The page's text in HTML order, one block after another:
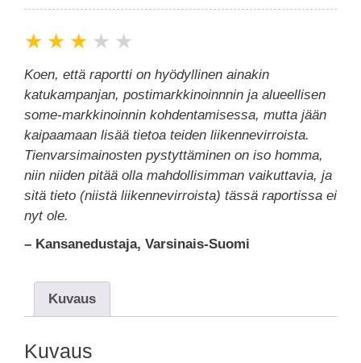
★ ★ ★ ★ ★
Koen, että raportti on hyödyllinen ainakin
katukampanjan, postimarkkinoinnnin ja alueellisen
some-markkinoinnin kohdentamisessa, mutta jään
kaipaamaan lisää tietoa teiden liikennevirroista.
Tienvarsimainosten pystyttäminen on iso homma,
niin niiden pitää olla mahdollisimman vaikuttavia, ja
sitä tieto (niistä liikennevirroista) tässä raportissa ei
nyt ole.
– Kansanedustaja, Varsinais-Suomi
Kuvaus
Kuvaus